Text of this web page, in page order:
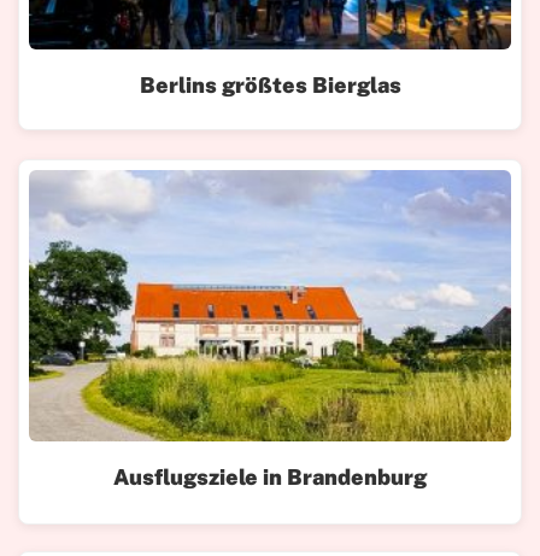
Berlins größtes Bierglas
Ausflugsziele in Brandenburg